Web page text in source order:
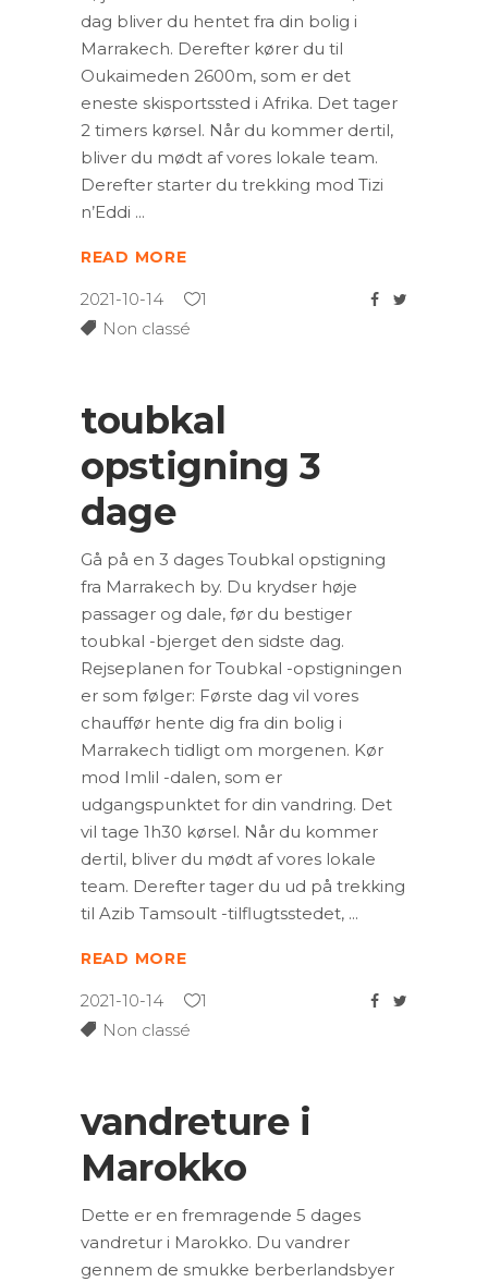
dag bliver du hentet fra din bolig i
Marrakech. Derefter kører du til
Oukaimeden 2600m, som er det
eneste skisportssted i Afrika. Det tager
2 timers kørsel. Når du kommer dertil,
bliver du mødt af vores lokale team.
Derefter starter du trekking mod Tizi
n’Eddi
READ MORE
2021-10-14
1
Non classé
toubkal
opstigning 3
dage
Gå på en 3 dages Toubkal opstigning
fra Marrakech by. Du krydser høje
passager og dale, før du bestiger
toubkal -bjerget den sidste dag.
Rejseplanen for Toubkal -opstigningen
er som følger: Første dag vil vores
chauffør hente dig fra din bolig i
Marrakech tidligt om morgenen. Kør
mod Imlil -dalen, som er
udgangspunktet for din vandring. Det
vil tage 1h30 kørsel. Når du kommer
dertil, bliver du mødt af vores lokale
team. Derefter tager du ud på trekking
til Azib Tamsoult -tilflugtsstedet,
READ MORE
2021-10-14
1
Non classé
vandreture i
Marokko
Dette er en fremragende 5 dages
vandretur i Marokko. Du vandrer
gennem de smukke berberlandsbyer